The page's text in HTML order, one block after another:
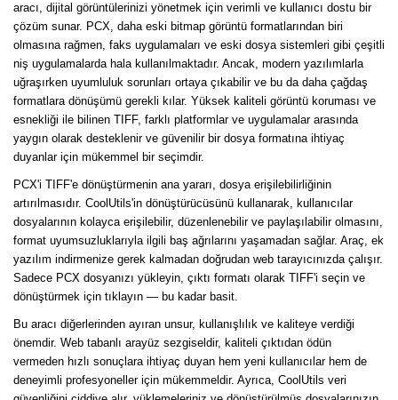
aracı, dijital görüntülerinizi yönetmek için verimli ve kullanıcı dostu bir
çözüm sunar. PCX, daha eski bitmap görüntü formatlarından biri
olmasına rağmen, faks uygulamaları ve eski dosya sistemleri gibi çeşitli
niş uygulamalarda hala kullanılmaktadır. Ancak, modern yazılımlarla
uğraşırken uyumluluk sorunları ortaya çıkabilir ve bu da daha çağdaş
formatlara dönüşümü gerekli kılar. Yüksek kaliteli görüntü koruması ve
esnekliği ile bilinen TIFF, farklı platformlar ve uygulamalar arasında
yaygın olarak desteklenir ve güvenilir bir dosya formatına ihtiyaç
duyanlar için mükemmel bir seçimdir.
PCX'i TIFF'e dönüştürmenin ana yararı, dosya erişilebilirliğinin
artırılmasıdır. CoolUtils'in dönüştürücüsünü kullanarak, kullanıcılar
dosyalarının kolayca erişilebilir, düzenlenebilir ve paylaşılabilir olmasını,
format uyumsuzluklarıyla ilgili baş ağrılarını yaşamadan sağlar. Araç, ek
yazılım indirmenize gerek kalmadan doğrudan web tarayıcınızda çalışır.
Sadece PCX dosyanızı yükleyin, çıktı formatı olarak TIFF'i seçin ve
dönüştürmek için tıklayın — bu kadar basit.
Bu aracı diğerlerinden ayıran unsur, kullanışlılık ve kaliteye verdiği
önemdir. Web tabanlı arayüz sezgiseldir, kaliteli çıktıdan ödün
vermeden hızlı sonuçlara ihtiyaç duyan hem yeni kullanıcılar hem de
deneyimli profesyoneller için mükemmeldir. Ayrıca, CoolUtils veri